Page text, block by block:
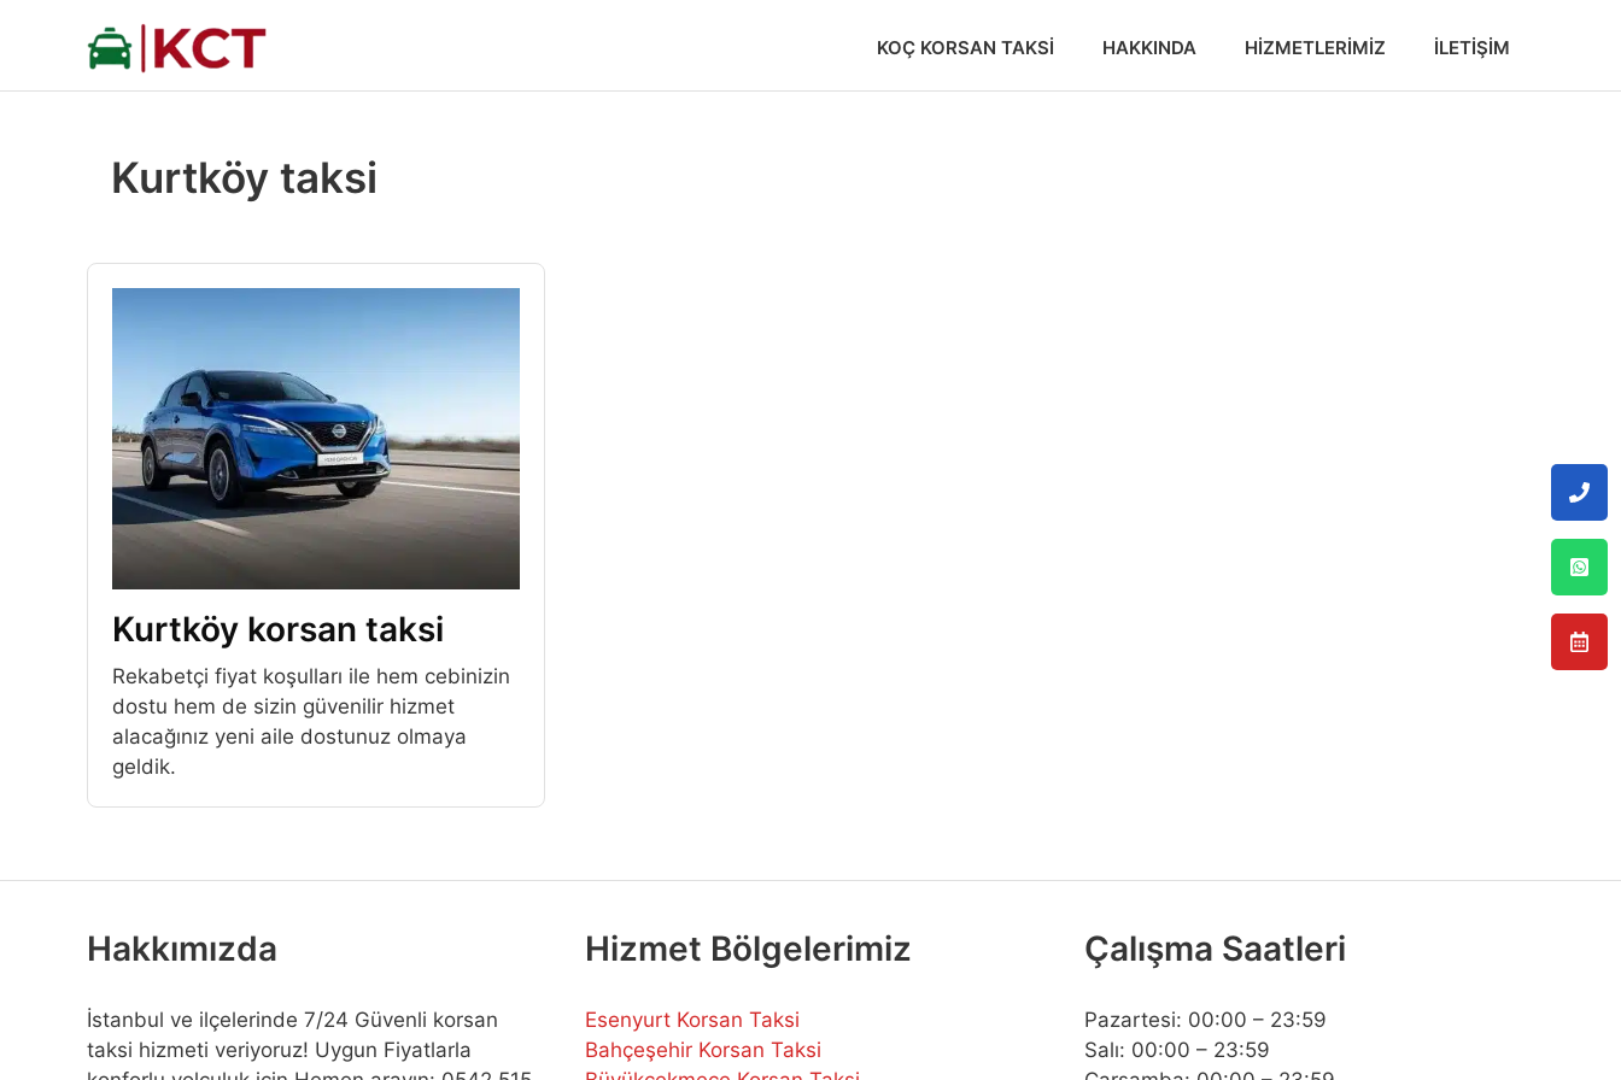
KOÇ KORSAN TAKSI HAKKINDA HIZMETLERIMIZ İLETIŞIM
Kurtköy taksi
Kurtköy korsan taksi
Rekabetçi fiyat koşulları ile hem cebinizin
dostu hem de sizin güvenilir hizmet
alacağınız yeni aile dostunuz olmaya
geldik.
Hakkımızda
İstanbul ve ilçelerinde 7/24 Güvenli korsan
taksi hizmeti veriyoruz! Uygun Fiyatlarla
Hizmet Bölgelerimiz
Esenyurt Korsan Taksi
Bahçeşehir Korsan Taksi
Çalışma Saatleri
Pazartesi: 00:00 – 23:59
Salı: 00:00 – 23:59